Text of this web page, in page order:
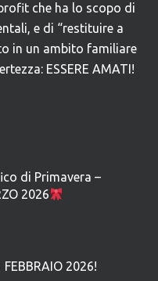
che ha lo scopo di
e di “restituire a
in un ambito familiare
ESSERE AMATI!
di Primavera –
2026
2026!